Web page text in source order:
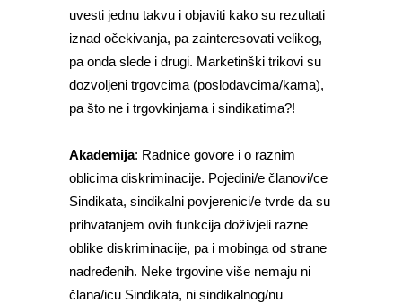
uvesti jednu takvu i objaviti kako su rezultati
iznad očekivanja, pa zainteresovati velikog,
pa onda slede i drugi. Marketinški trikovi su
dozvoljeni trgovcima (poslodavcima/kama),
pa što ne i trgovkinjama i sindikatima?!
Akademija: Radnice govore i o raznim
oblicima diskriminacije. Pojedini/e članovi/ce
Sindikata, sindikalni povjerenici/e tvrde da su
prihvatanjem ovih funkcija doživjeli razne
oblike diskriminacije, pa i mobinga od strane
nadređenih. Neke trgovine više nemaju ni
člana/icu Sindikata, ni sindikalnog/nu